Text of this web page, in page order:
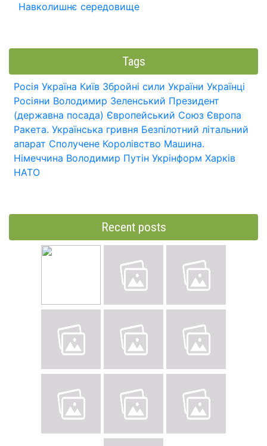
Навколишнє середовище
Tags
Росія Україна Київ Збройні сили України Українці
Росіяни Володимир Зеленський Президент
(державна посада) Європейський Союз Європа
Ракета. Українська гривня Безпілотний літальний
апарат Сполучене Королівство Машина.
Німеччина Володимир Путін Укрінформ Харків
НАТО
Recent posts